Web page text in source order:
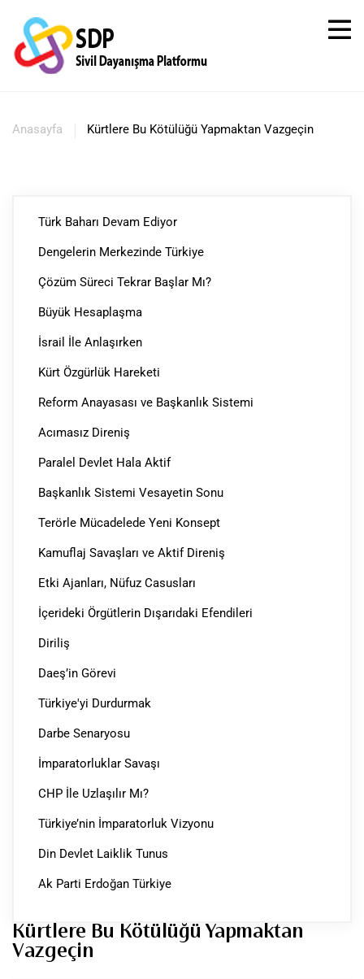
Anasayfa Kürtlere Bu Kötülüğü Yapmaktan Vazgeçin
Türk Baharı Devam Ediyor
Dengelerin Merkezinde Türkiye
Çözüm Süreci Tekrar Başlar Mı?
Büyük Hesaplaşma
İsrail İle Anlaşırken
Kürt Özgürlük Hareketi
Reform Anayasası ve Başkanlık Sistemi
Acımasız Direniş
Paralel Devlet Hala Aktif
Başkanlık Sistemi Vesayetin Sonu
Terörle Mücadelede Yeni Konsept
Kamuflaj Savaşları ve Aktif Direniş
Etki Ajanları, Nüfuz Casusları
İçerideki Örgütlerin Dışarıdaki Efendileri
Diriliş
Daeş’in Görevi
Türkiye'yi Durdurmak
Darbe Senaryosu
İmparatorluklar Savaşı
CHP İle Uzlaşılır Mı?
Türkiye’nin İmparatorluk Vizyonu
Din Devlet Laiklik Tunus
Ak Parti Erdoğan Türkiye
Kürtlere Bu Kötülüğü Yapmaktan
Vazgeçin